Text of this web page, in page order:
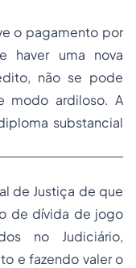
o pagamento por
haver uma nova
não se pode
modo ardiloso. A
substancial
de Justiça de que
de dívida de jogo
no Judiciário,
e fazendo valer o